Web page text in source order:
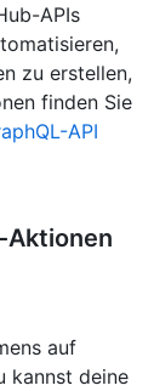
APIs
zu erstellen,
finden Sie
API
Aktionen
auf
kannst deine